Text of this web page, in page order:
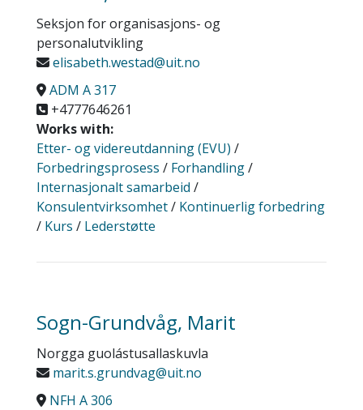
Seksjon for organisasjons- og
personalutvikling
elisabeth.westad@uit.no
ADM A 317
+4777646261
Works with:
Etter- og videreutdanning (EVU) /
Forbedringsprosess / Forhandling/
Internasjonalt samarbeid /
Konsulentvirksomhet/ Kontinuerlig forbedring
/ Kurs / Lederstøtte
Sogn-Grundvåg, Marit
Norgga guolástusallaskuvla
marit.s.grundvag@uit.no
NFH A 306